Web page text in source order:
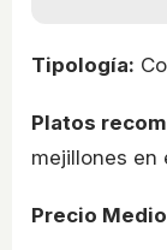
Tipología:
Platos
mejillones en
Precio